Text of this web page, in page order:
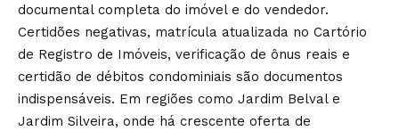
documental completa do imóvel e do vendedor.
Certidões negativas, matrícula atualizada no Cartório
de Registro de Imóveis, verificação de ônus reais e
certidão de débitos condominiais são documentos
indispensáveis. Em regiões como Jardim Belval e
Jardim Silveira, onde há crescente oferta de